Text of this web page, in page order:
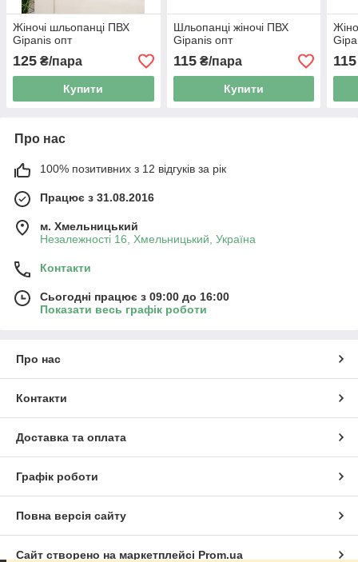
Жіночі шльопанці ПВХ
Gipanis опт
125 ₴/пара
Купити
Шльопанці жіночі ПВХ
Gipanis опт
115₴/пара
Купити
115
Про нас
100% позитивних з 12 відгуків за рік
Працює з 31.08.2016
м. Хмельницький
Незалежності 16, Хмельницький, Україна
Контакти
Сьогодні працює з 09:00 до 16:00
Показати весь графік роботи
Про нас
Контакти
Доставка та оплата
Графік роботи
Повна версія сайту
Сайт створено на маркетплейсі Prom.ua